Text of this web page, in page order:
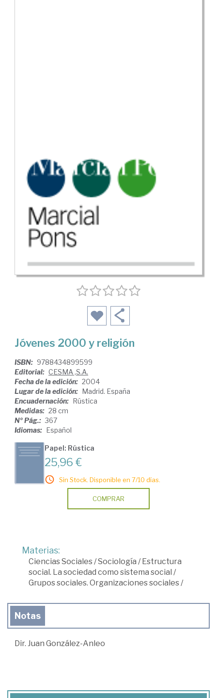
Jóvenes 2000 y religión
ISBN: 9788434899599
Editorial: CESMA ,S.A.
Fecha de la edición: 2004
Lugar de la edición: Madrid. España
Encuadernación: Rústica
Medidas: 28 cm
Nº Pág.: 367
Idiomas: Español
Papel: Rústica
25,96 €
Sin Stock. Disponible en 7/10 días.
COMPRAR
Materias:
Ciencias Sociales/Sociología /Estructura
social. La sociedad como sistema social /
Grupos sociales. Organizaciones sociales/
Notas
Dir. Juan González-Anleo